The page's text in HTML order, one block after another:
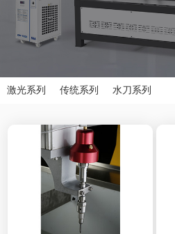
激光系列 传统系列 水刀系列